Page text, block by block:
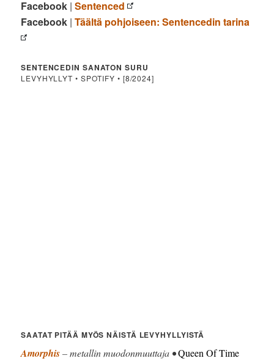
Facebook |Sentenced
Facebook |Täältä pohjoiseen: Sentencedin tarina
SENTENCEDIN SANATON SURU
LEVYHYLLYT • SPOTIFY • [8/2024]
SAATAT PITÄÄ MYÖS NÄISTÄ LEVYHYLLYISTÄ
Amorphis– metallin muodonmuuttaja •Queen Of Time